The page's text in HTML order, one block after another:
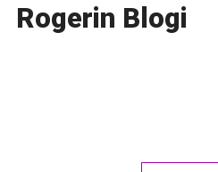
Rogerin Blogi